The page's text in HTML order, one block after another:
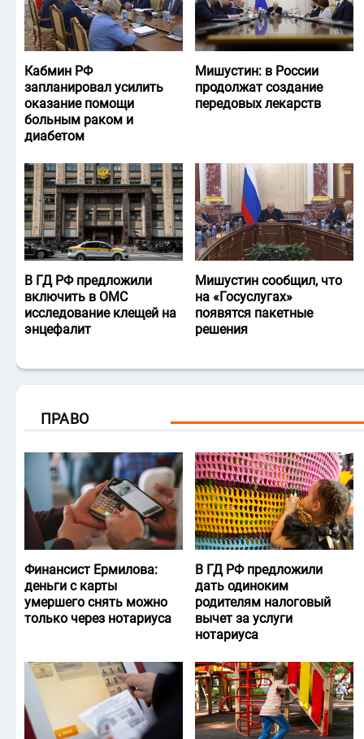
Кабмин РФ
запланировал усилить
оказание помощи
больным раком и
диабетом
Мишустин: в России
продолжат создание
передовых лекарств
В ГД РФ предложили
включить в ОМС
исследование клещей на
энцефалит
Мишустин сообщил, что
на «Госуслугах»
появятся пакетные
решения
ПРАВО
Финансист Ермилова:
деньги с карты
умершего снять можно
только через нотариуса
В ГД РФ предложили
дать одиноким
родителям налоговый
вычет за услуги
нотариуса